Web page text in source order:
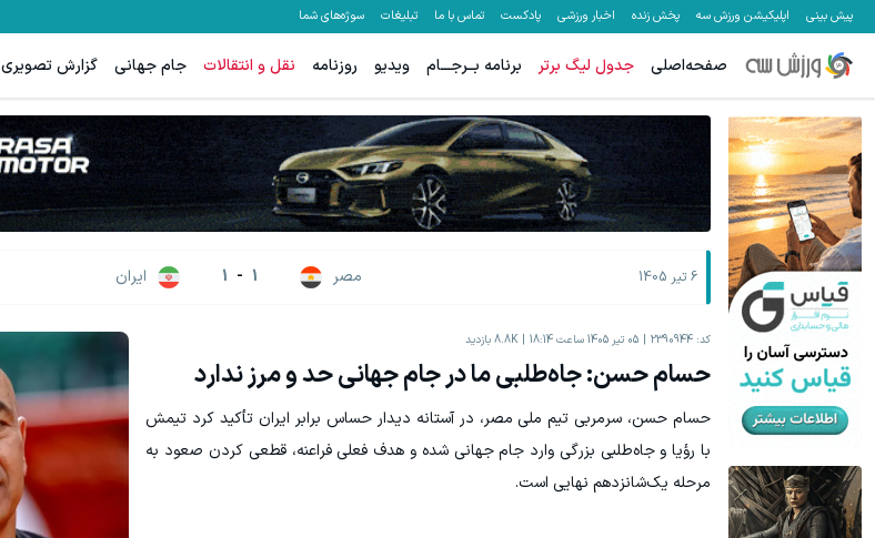
پیش بینی اپلیکیشن ورزش سه پخش زنده اخبار ورزشی پادکست تماس با ما تبلیغات سوژه‌های شما
صفحه‌اصلی جدول لیگ برتر برنامه بــرجـــام ویدیو روزنامه نقل و انتقالات جام جهانی گزارش تصویری
6 تیر 1405 مصر 1
-
1 ایران
کد: 2390944 05 تیر 1405 ساعت 18:14 8.8K بازدید
حسام حسن: جاه‌طلبی ما در جام جهانی حد و مرز ندارد
حسام حسن، سرمربی تیم ملی مصر، در آستانه دیدار حساس برابر ایران تأکید کرد تیمش
با رؤیا و جاه‌طلبی بزرگی وارد جام جهانی شده و هدف فعلی فراعنه، قطعی کردن صعود به
مرحله یک‌شانزدهم نهایی است.
میدونستی میتونی از بالا رفتن ارزش سهام گوگل سود کسب کنی؟
۵۰ درصد کش بک در حساب معاملاتی ecn بروکر اینوسلو ترید EURUSD با اسپرد از صفر پیپ